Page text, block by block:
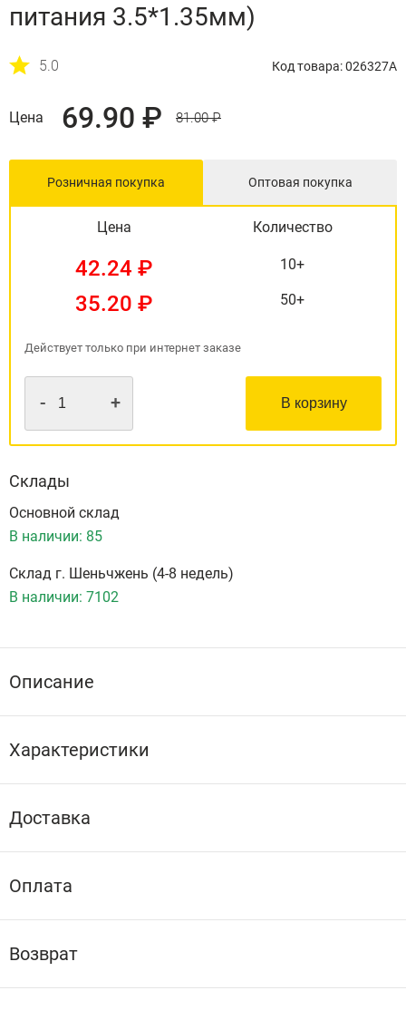
питания 3.5*1.35мм)
5.0 Код товара: 026327A
Цена 69.90 ₽ 81.00 ₽
Розничная покупка Оптовая покупка
Цена Количество
42.24 ₽ 10+
35.20 ₽ 50+
- + В корзину
Действует только при интернет заказе
Склады
Основной склад
В наличии: 85
Склад г. Шеньчжень (4-8 недель)
В наличии: 7102
Описание
Характеристики
Доставка
Оплата
Возврат